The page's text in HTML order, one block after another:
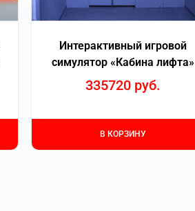
Интерактивный игровой
симулятор «Кабина лифта»
335720 руб.
В КОРЗИНУ